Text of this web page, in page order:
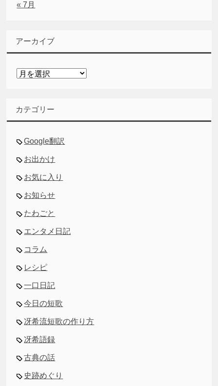
« 7月
アーカイブ
ア
ブ
カテゴリー
Google翻訳
お出かけ
お気に入り
お知らせ
たわごと
エンタメ日記
コラム
レシピ
一口日記
今日の短歌
冴希流短歌の作り方
冴希語録
古典の話
史跡めぐり